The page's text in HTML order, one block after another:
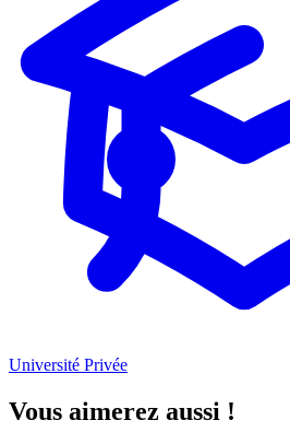
Université Privée
Vous aimerez aussi !